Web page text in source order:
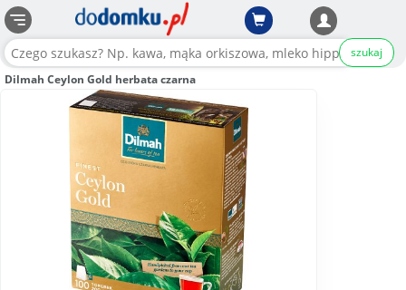
szukaj
Dilmah Ceylon Gold herbata czarna